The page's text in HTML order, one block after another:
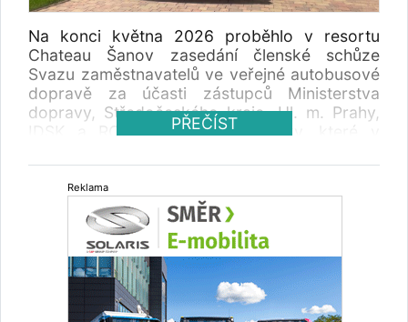
Na konci května 2026 proběhlo v resortu
Chateau Šanov zasedání členské schůze
Svazu zaměstnavatelů ve veřejné autobusové
dopravě za účasti zástupců Ministerstva
dopravy, Středočeského kraje, Hl. m. Prahy,
IDSK a ROPID. Rešili se novinky, které v
PŘEČÍST
Reklama